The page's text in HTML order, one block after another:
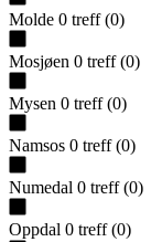
Molde 0 treff (0)
Mosjøen 0 treff (0)
Mysen 0 treff (0)
Namsos 0 treff (0)
Numedal 0 treff (0)
Oppdal 0 treff (0)